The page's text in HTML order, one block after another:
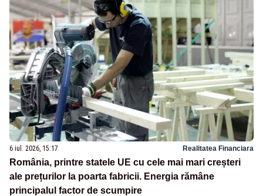
6 iul. 2026, 15:17 Realitatea Financiara
România, printre statele UE cu cele mai mari creșteri
ale prețurilor la poarta fabricii. Energia rămâne
principalul factor de scumpire